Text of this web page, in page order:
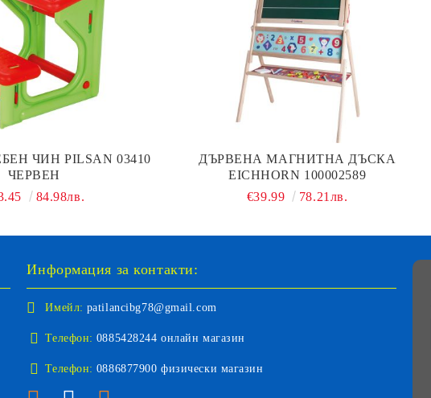
ЧИН PILSAN 03410
ЧЕРВЕН
84.98лв.
ДЪРВЕНА МАГНИТНА ДЪСКА
EICHHORN 100002589
€39.99
78.21лв.
Информация за контакти:
Имейл: patilancibg78@gmail.com
Телефон: 0885428244 онлайн магазин
Телефон: 0886877900 физически магазин